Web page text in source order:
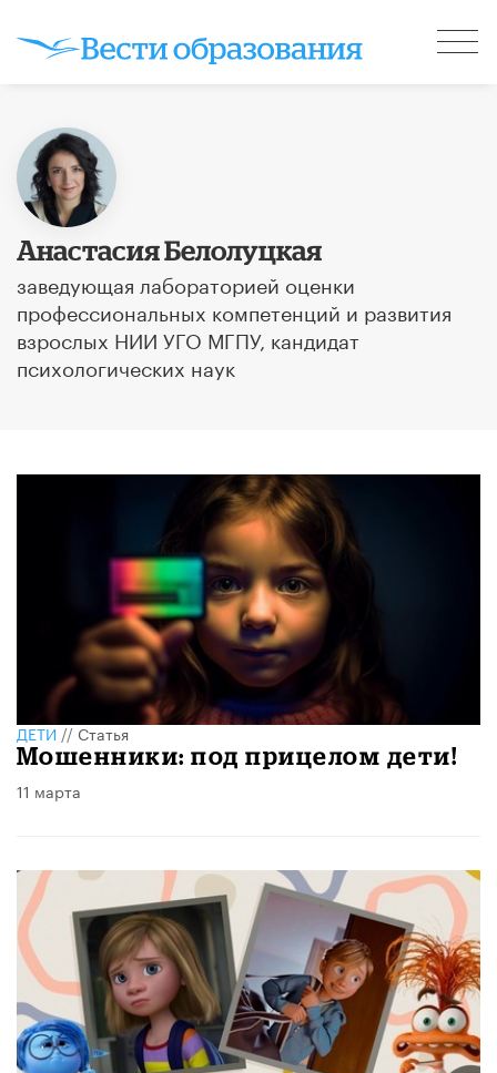
Анастасия Белолуцкая
заведующая лабораторией оценки
профессиональных компетенций и развития
взрослых НИИ УГО МГПУ, кандидат
психологических наук
ДЕТИ//Статья
Мошенники: под прицелом дети!
11 марта